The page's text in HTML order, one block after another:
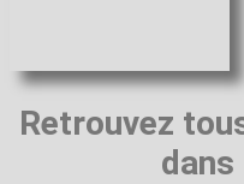
Retrouvez